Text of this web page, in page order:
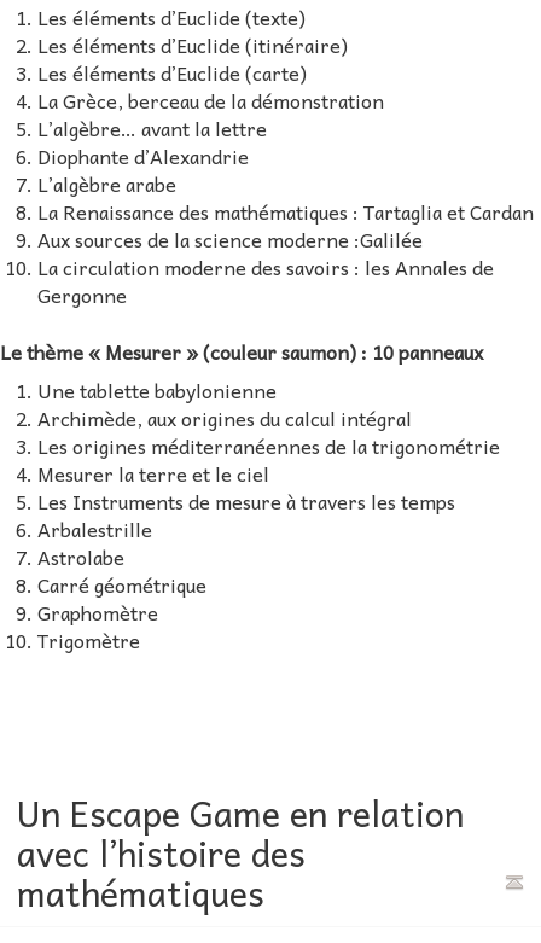
Les éléments d’Euclide (texte)
Les éléments d’Euclide (itinéraire)
Les éléments d’Euclide (carte)
La Grèce, berceau de la démonstration
L’algèbre… avant la lettre
Diophante d’Alexandrie
L’algèbre arabe
La Renaissance des mathématiques : Tartaglia et Cardan
Aux sources de la science moderne :Galilée
La circulation moderne des savoirs : les Annales de
Gergonne
Le thème « Mesurer » (couleur saumon) : 10 panneaux
Une tablette babylonienne
Archimède, aux origines du calcul intégral
Les origines méditerranéennes de la trigonométrie
Mesurer la terre et le ciel
Les Instruments de mesure à travers les temps
Arbalestrille
Astrolabe
Carré géométrique
Graphomètre
Trigomètre
Un Escape Game en relation
avec l’histoire des
mathématiques